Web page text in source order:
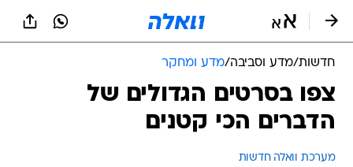
חדשות/מדע וסביבה/מדע ומחקר
צפו בסרטים הגדולים של
הדברים הכי קטנים
מערכת וואלה חדשות